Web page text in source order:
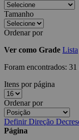
Tamanho
Ordenar por
Ver como Grade Lista
Foram encontrados: 31
Itens por página
Ordenar por
Definir Direção
Página